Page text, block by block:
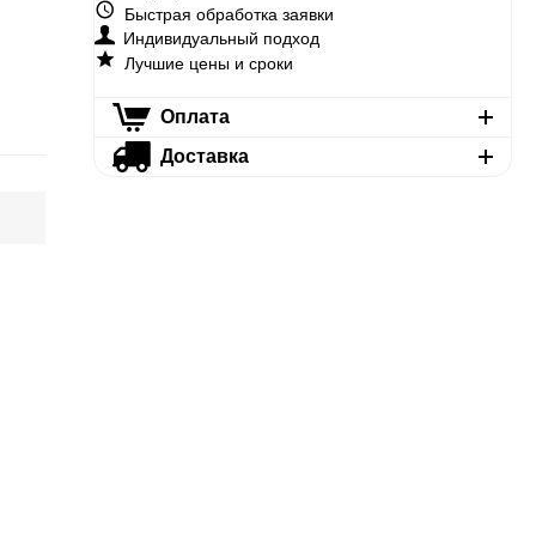
Быстрая обработка заявки
Индивидуальный подход
Лучшие цены и сроки
Оплата
Доставка